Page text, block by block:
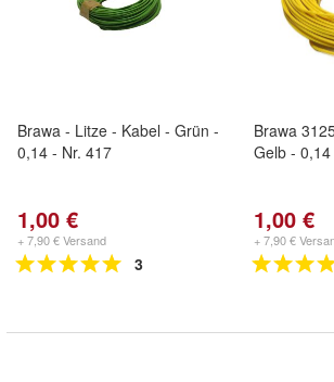
Brawa - Litze - Kabel - Grün -
0,14 - Nr. 417
1,00 €
+ 7,90 € Versand
3
Brawa
Gelb -
1,00 €
+ 7,90 €